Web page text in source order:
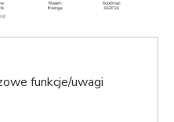
funkcje/uwagi